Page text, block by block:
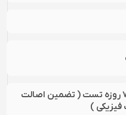
گارانتی 7 روزه تست ( تضمین اصالت
)